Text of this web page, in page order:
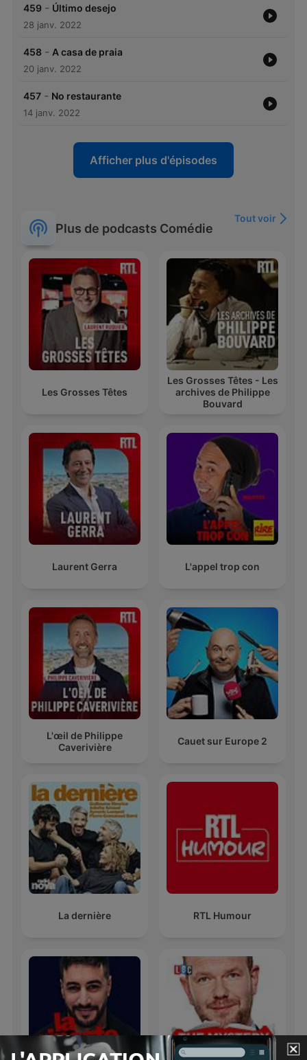
459 - Último desejo
28 janv. 2022
458 - A casa de praia
20 janv. 2022
457 - No restaurante
14 janv. 2022
Afficher plus d'épisodes
Plus de podcasts Comédie
Tout voir
Les Grosses Têtes
Les Grosses Têtes - Les
archives de Philippe
Bouvard
Laurent Gerra L'appel trop con
L'œil de Philippe
Caverivière
Cauet sur Europe 2
La dernière RTL Humour